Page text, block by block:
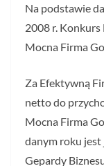
Na podstawie
2008 r. Konkurs
Mocna Firma
Za Efektywną
netto do
Mocna Firma
danym roku
Gepardy